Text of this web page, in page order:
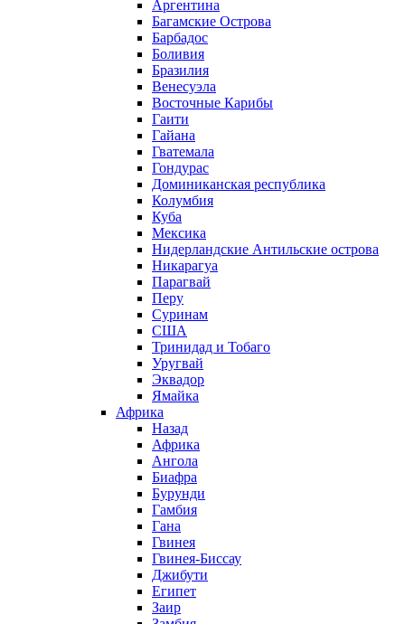
Аргентина
Багамские Острова
Барбадос
Боливия
Бразилия
Венесуэла
Восточные Карибы
Гаити
Гайана
Гватемала
Гондурас
Доминиканская республика
Колумбия
Куба
Мексика
Нидерландские Антильские острова
Никарагуа
Парагвай
Перу
Суринам
США
Тринидад и Тобаго
Уругвай
Эквадор
Ямайка
Африка
Назад
Африка
Ангола
Биафра
Бурунди
Гамбия
Гана
Гвинея
Гвинея-Биссау
Джибути
Египет
Заир